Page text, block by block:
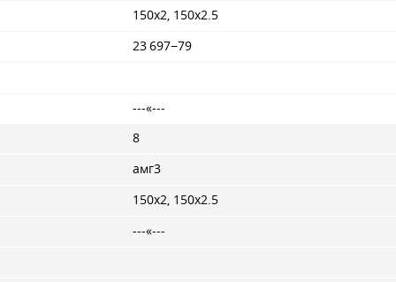
150x2, 150x2.5
23 697−79
---«---
8
амг3
150x2, 150x2.5
---«---